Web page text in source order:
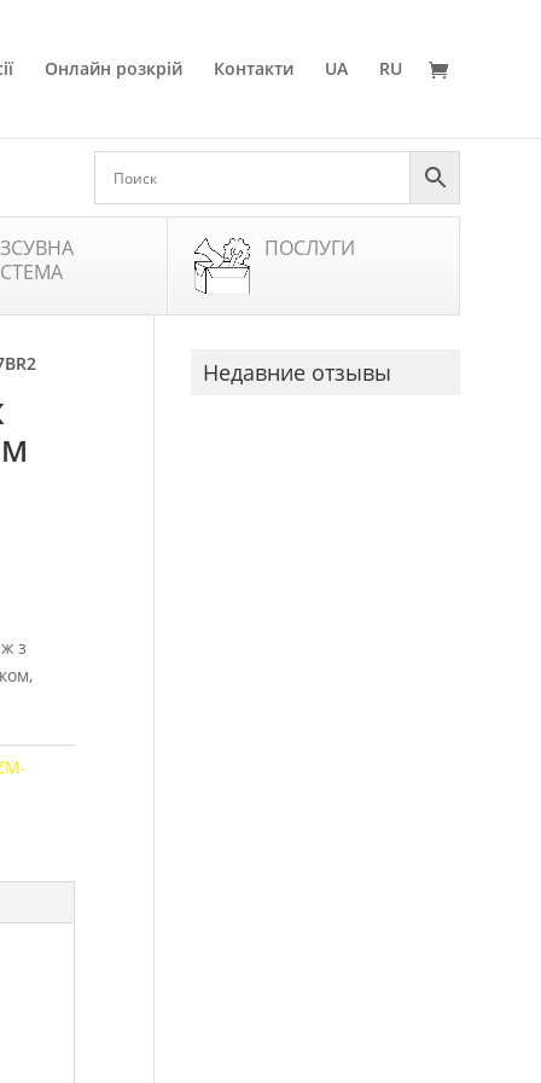
Онлайн розкрій Контакти UA RU
ПОСЛУГИ
з
Недавние отзывы